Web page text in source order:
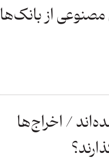
از بانک‌ها
/ اخراج‌ها